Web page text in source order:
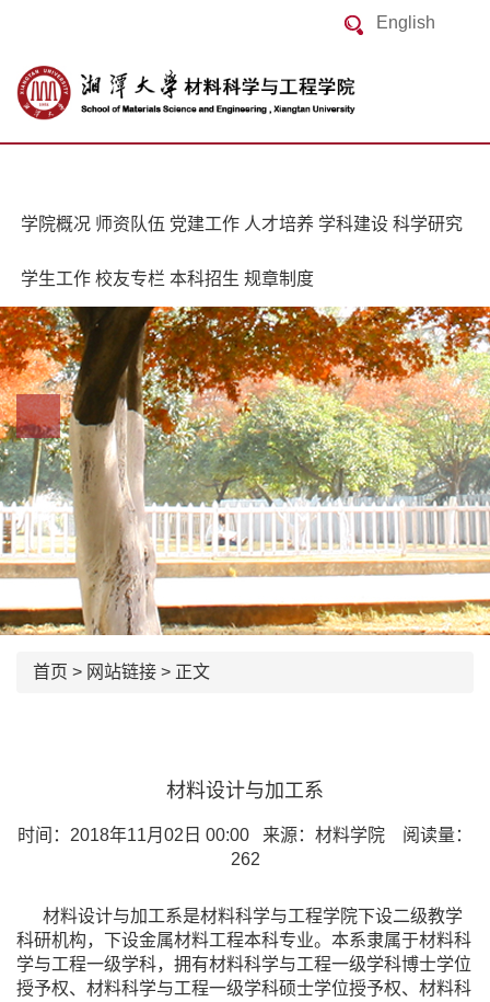
English
学院概况 师资队伍 党建工作 人才培养 学科建设 科学研究
学生工作 校友专栏 本科招生 规章制度
首页 > 网站链接 > 正文
材料设计与加工系
时间：2018年11月02日 00:00 来源：材料学院 阅读量：
262
材料设计与加工系是材料科学与工程学院下设二级教学
科研机构，下设金属材料工程本科专业。本系隶属于材料科
学与工程一级学科，拥有材料科学与工程一级学科博士学位
授予权、材料科学与工程一级学科硕士学位授予权、材料科